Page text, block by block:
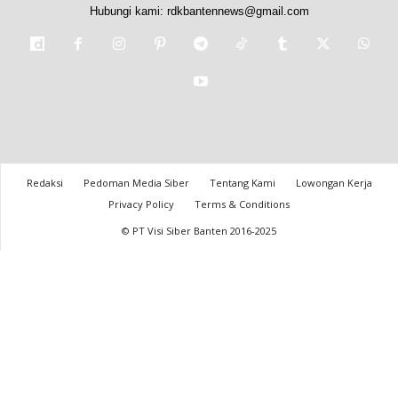
Hubungi kami: rdkbantennews@gmail.com
Redaksi Pedoman Media Siber Tentang Kami
Lowongan Kerja
Privacy Policy
Terms & Conditions
© PT Visi Siber Banten 2016-2025